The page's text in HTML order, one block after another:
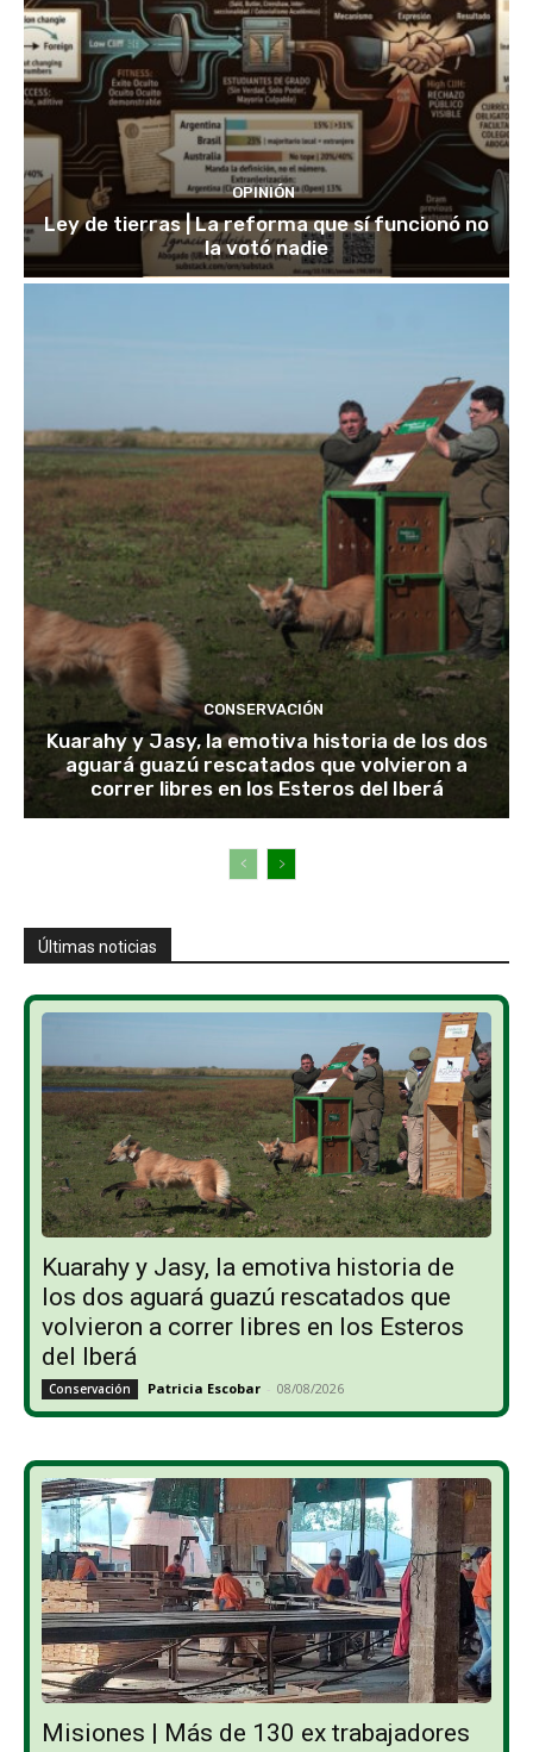
OPINIÓN
Ley de tierras | La reforma que sí funcionó no
la votó nadie
CONSERVACIÓN
Kuarahy y Jasy, la emotiva historia de los dos
aguará guazú rescatados que volvieron a
correr libres en los Esteros del Iberá
Últimas noticias
Kuarahy y Jasy, la emotiva historia de
los dos aguará guazú rescatados que
volvieron a correr libres en los Esteros
del Iberá
Conservación Patricia Escobar - 08/08/2026
Misiones | Más de 130 ex trabajadores